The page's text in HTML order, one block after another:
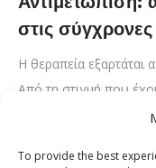
To provide the best
στις
Η θεραπεία εξαρτάται
Από τη στιγμή που
συμπτώματα που